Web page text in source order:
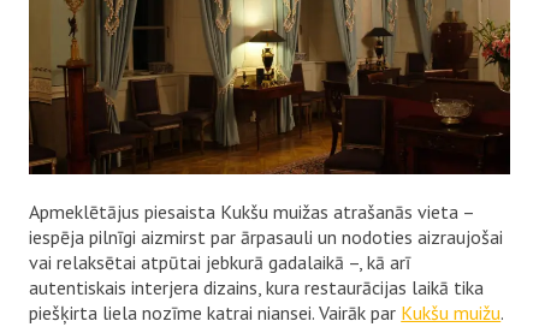
Apmeklētājus piesaista Kukšu muižas atrašanās vieta –
iespēja pilnīgi aizmirst par ārpasauli un nodoties aizraujošai
vai relaksētai atpūtai jebkurā gadalaikā –, kā arī
autentiskais interjera dizains, kura restaurācijas laikā tika
piešķirta liela nozīme katrai niansei. Vairāk par Kukšu muižu.